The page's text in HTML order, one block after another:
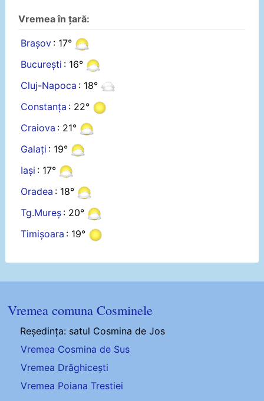
Vremea în țară:
Brașov : 17°
București : 16°
Cluj-Napoca : 18°
Constanța : 22°
Craiova : 21°
Galați : 19°
Iași : 17°
Oradea : 18°
Tg.Mureș : 20°
Timișoara : 19°
Vremea comuna Cosminele
Reședința: satul Cosmina de Jos
Vremea Cosmina de Sus
Vremea Drăghicești
Vremea Poiana Trestiei